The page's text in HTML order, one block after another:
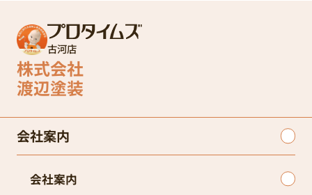
古河店
株式会社
渡辺塗装
会社案内
会社案内